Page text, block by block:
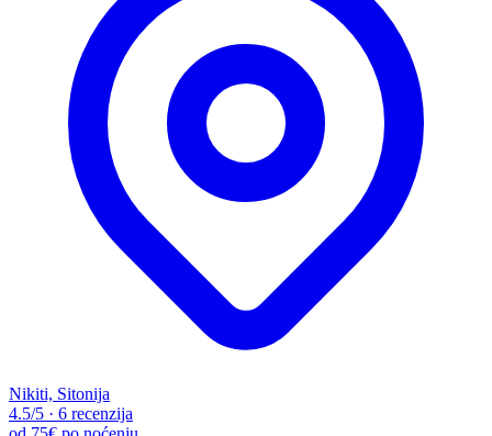
Nikiti, Sitonija
4.5/5 · 6 recenzija